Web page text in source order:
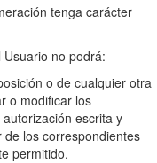
tenga carácter
no podrá:
o de cualquier otra
o modificar los
escrita y
de los correspondientes
permitido.